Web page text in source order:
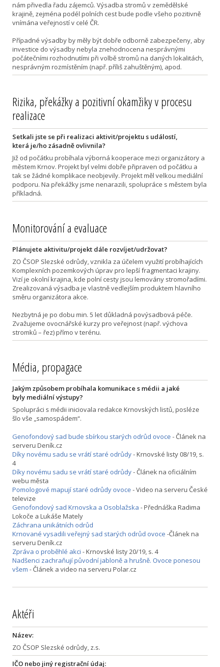
nám přivedla řadu zájemců. Výsadba stromů v zemědělské
krajině, zejména podél polních cest bude podle všeho pozitivně
vnímána veřejností v celé ČR.
Případné výsadby by měly být dobře odborně zabezpečeny, aby
investice do výsadby nebyla znehodnocena nesprávnými
počátečními rozhodnutími při volbě stromů na daných lokalitách,
nesprávným rozmístěním (např. příliš zahuštěným), apod.
Rizika, překážky a pozitivní okamžiky v procesu
realizace
Setkali jste se při realizaci aktivit/projektu s událostí,
která je/ho zásadně ovlivnila?
Již od počátku probíhala výborná kooperace mezi organizátory a
městem Krnov. Projekt byl velmi dobře připraven od počátku a
tak se žádné komplikace neobjevily. Projekt měl velkou mediální
podporu. Na překážky jsme nenarazili, spolupráce s městem byla
příkladná.
Monitorování a evaluace
Plánujete aktivitu/projekt dále rozvíjet/udržovat?
ZO ČSOP Slezské odrůdy, vznikla za účelem využití probíhajících
Komplexních pozemkových úprav pro lepší fragmentaci krajiny.
Vizí je okolní krajina, kde polní cesty jsou lemovány stromořadími.
Zrealizovaná výsadba je vlastně vedlejším produktem hlavního
směru organizátora akce.
Nezbytná je po dobu min. 5 let důkladná povýsadbová péče.
Zvažujeme ovocnářské kurzy pro veřejnost (např. výchova
stromků – řez) přímo v terénu.
Média, propagace
Jakým způsobem probíhala komunikace s médii a jaké
byly mediální výstupy?
Spolupráci s médii iniciovala redakce Krnovských listů, posléze
šlo vše „samospádem“.
Genofondový sad bude sbírkou starých odrůd ovoce - Článek na
serveru Deník.cz
Díky novému sadu se vrátí staré odrůdy- Krnovské listy 08/19, s.
4
Díky novému sadu se vrátí staré odrůdy- Článek na oficiálním
webu města
Pomologové mapují staré odrůdy ovoce - Video na serveru České
televize
Genofondový sad Krnovska a Osoblažska - Přednáška Radima
Lokoče a Lukáše Mately
Záchrana unikátních odrůd
Krnované vysadili veřejný sad starých odrůd ovoce -Článek na
serveru Deník.cz
Zpráva o proběhlé akci - Krnovské listy 20/19, s. 4
Nadšenci zachraňují původní jabloně a hrušně. Ovoce ponesou
všem - Článek a video na serveru Polar.cz
Aktéři
Název:
ZO ČSOP Slezské odrůdy, z.s.
IČO nebo jiný registrační údaj: